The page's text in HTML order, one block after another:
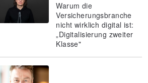
Warum die
Versicherungsbranche
nicht wirklich digital ist:
„Digitalisierung zweiter
Klasse"